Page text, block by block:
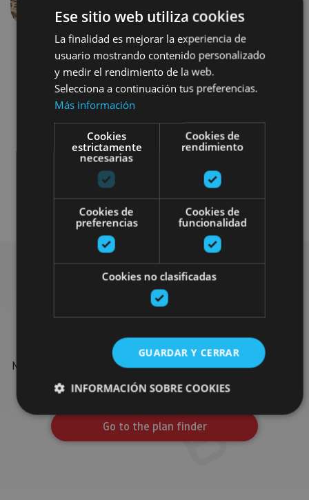
Previous
Arquitectura religiosa
Museos y centros expositivos
Monasteries
Find more plans
Find more plans and suggestions to round off your trip in
Navarre: organised activities, tours and the most important
events in the calendar.
Go to the plan finder
Ese sitio web utiliza cookies
La finalidad es mejorar la experiencia de
usuario mostrando contenido personalizado
y medir el rendimiento de la web.
Selecciona a continuación tus preferencias.
Más información
Cookies
estrictamente
necesarias
Cookies de
rendimiento
Cookies de
preferencias
Cookies de
funcionalidad
Cookies no clasificadas
GUARDAR Y CERRAR
INFORMACIÓN SOBRE COOKIES
Cookies estrictamente necesarias